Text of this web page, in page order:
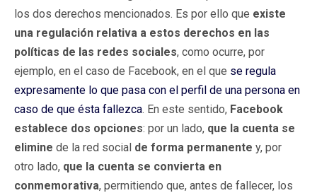
los dos derechos mencionados. Es por ello que existe
una regulación relativa a estos derechos en las
políticas de las redes sociales, como ocurre, por
ejemplo, en el caso de Facebook, en el que se regula
expresamente lo que pasa con el perfil de una persona en
caso de que ésta fallezca. En este sentido, Facebook
establece dos opciones: por un lado, que la cuenta se
elimine de la red social de forma permanente y, por
otro lado, que la cuenta se convierta en
conmemorativa, permitiendo que, antes de fallecer, los